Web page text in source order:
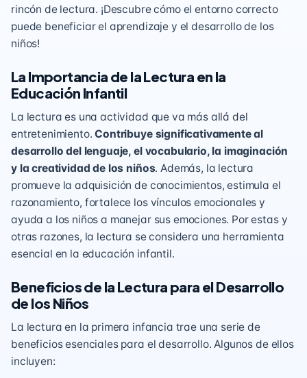
rincón de lectura. ¡Descubre cómo el entorno correcto
puede beneficiar el aprendizaje y el desarrollo de los
niños!
La Importancia de la Lectura en la
Educación Infantil
La lectura es una actividad que va más allá del
entretenimiento.Contribuye significativamente al
desarrollo del lenguaje, el vocabulario, la imaginación
y la creatividad de los niños. Además, la lectura
promueve la adquisición de conocimientos, estimula el
razonamiento, fortalece los vínculos emocionales y
ayuda a los niños a manejar sus emociones. Por estas y
otras razones, la lectura se considera una herramienta
esencial en la educación infantil.
Beneficios de la Lectura para el Desarrollo
de los Niños
La lectura en la primera infancia trae una serie de
beneficios esenciales para el desarrollo. Algunos de ellos
incluyen: